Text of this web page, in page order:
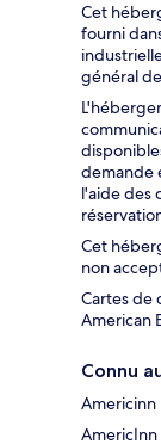
Cet
fourni
général
demande
l'aide des
Cet
non
Cartes de
American
Connu
Americinn